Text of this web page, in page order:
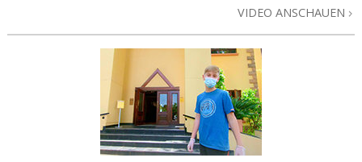
VIDEO ANSCHAUEN